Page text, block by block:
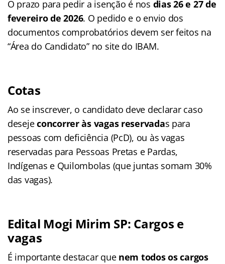
O prazo para pedir a isenção é nos dias 26 e 27 de
fevereiro de 2026. O pedido e o envio dos
documentos comprobatórios devem ser feitos na
“Área do Candidato” no site do IBAM.
Cotas
Ao se inscrever, o candidato deve declarar caso
desejeconcorrer às vagas reservadas para
pessoas com deficiência (PcD), ou às vagas
reservadas para Pessoas Pretas e Pardas,
Indígenas e Quilombolas (que juntas somam 30%
das vagas).
Edital Mogi Mirim SP: Cargos e
vagas
É importante destacar que nem todos os cargos